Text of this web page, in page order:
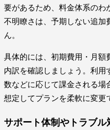
要があるため、料金体系のわ
不明瞭さは、予期しない追加
ん。
具体的には、初期費用・月額
内訳を確認しましょう。利用
数などに応じて課金される場
想定してプランを柔軟に変更
サポート体制やトラブル